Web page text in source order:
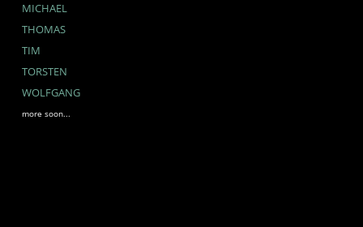
MICHAEL
THOMAS
TIM
TORSTEN
WOLFGANG
more soon...